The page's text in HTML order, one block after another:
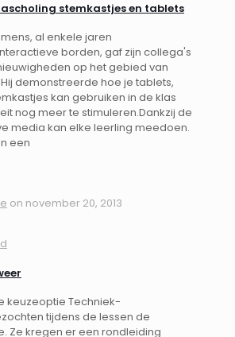
stemkastjes en tablets
al enkele jaren
borden, gaf zijn collega's
op het gebied van
demonstreerde hoe je tablets,
kan gebruiken in de klas
nog meer te stimuleren.Dankzij de
media kan elke leerling meedoen.
een
on november 20, 2013
keuzeoptie Techniek-
tijdens de lessen de
Ze kregen er een rondleiding